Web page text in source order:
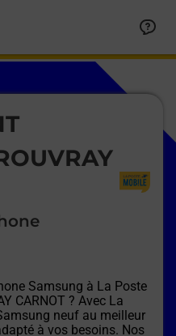
Samsung à La Poste
CARNOT ? Avec La
neuf au meilleur
à vos besoins. Nos
onglet